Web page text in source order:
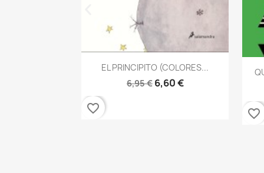
Vista rápida
EL PRINCIPITO (COLORES...
6,95 € 6,60 €
favorite_border favorite_border